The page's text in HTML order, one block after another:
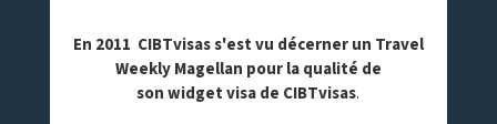
En 2011 CIBTvisass'est vu décerner un Travel
Weekly Magellan pour la qualité de
son widget visa de CIBTvisas.